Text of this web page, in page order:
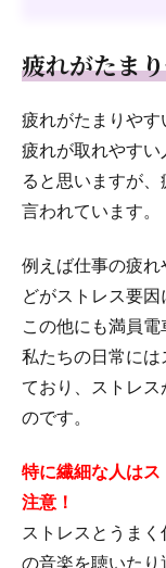
疲れがたま
疲れがたまりやす
疲れが取れやす
ると思いますが
言われています。
例えば仕事の疲
どがストレス要因
この他にも満員電
私たちの日常には
ており、ストレス
のです。
特に繊細な人は
注意！
ストレスとうま
の音楽を聴いた